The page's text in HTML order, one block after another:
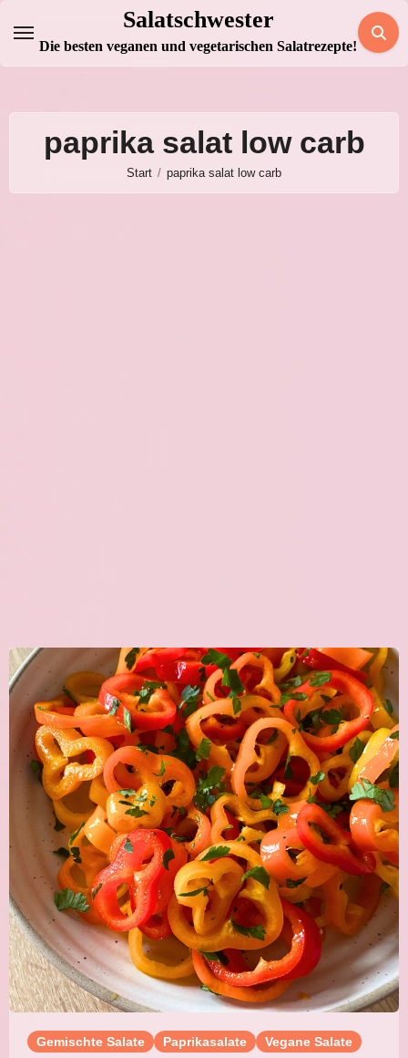
Inhalt
springen
Salatschwester
Die besten veganen und vegetarischen Salatrezepte!
paprika salat low carb
Start paprika salat low carb
Gemischte Salate Paprikasalate Vegane Salate